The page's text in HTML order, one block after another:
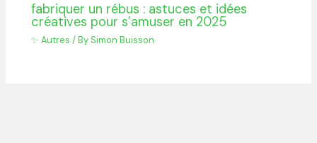
fabriquer un rébus : astuces et idées
créatives pour s’amuser en 2025
✨ Autres / By Simon Buisson